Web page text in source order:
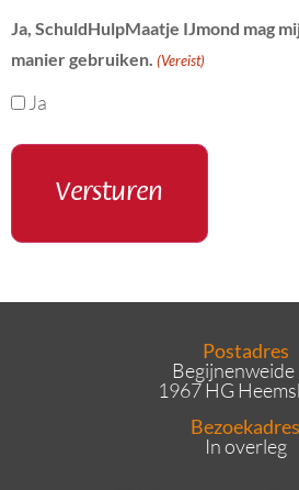
Ja, SchuldHulpMaatje IJmond mag
manier gebruiken. (Vereist)
Ja
Postadres
Begijnenweide
1967 HG
Bezoekadres
In overleg